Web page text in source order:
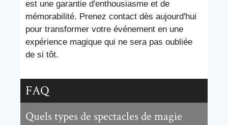
est une garantie d'enthousiasme et de
mémorabilité. Prenez contact dès aujourd'hui
pour transformer votre événement en une
expérience magique qui ne sera pas oubliée
de si tôt.
FAQ
Quels types de spectacles de magie